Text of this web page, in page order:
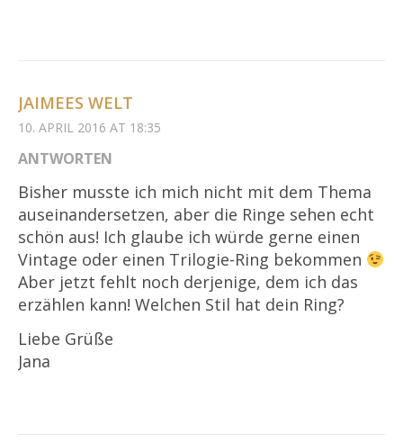
JAIMEES WELT
10. APRIL 2016 AT 18:35
ANTWORTEN
Bisher musste ich mich nicht mit dem Thema
auseinandersetzen, aber die Ringe sehen echt
schön aus! Ich glaube ich würde gerne einen
Vintage oder einen Trilogie-Ring bekommen
Aber jetzt fehlt noch derjenige, dem ich das
erzählen kann! Welchen Stil hat dein Ring?
Liebe Grüße
Jana